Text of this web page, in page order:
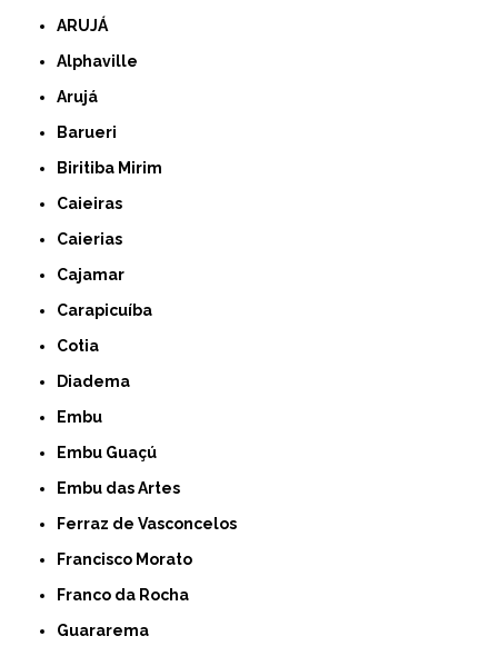
ARUJÁ
Alphaville
Arujá
Barueri
Biritiba Mirim
Caieiras
Caierias
Cajamar
Carapicuíba
Cotia
Diadema
Embu
Embu Guaçú
Embu das Artes
Ferraz de Vasconcelos
Francisco Morato
Franco da Rocha
Guararema